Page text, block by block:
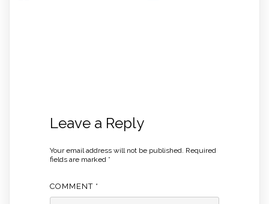
Leave a Reply
Your email address will not be published. Required
fields are marked *
COMMENT *